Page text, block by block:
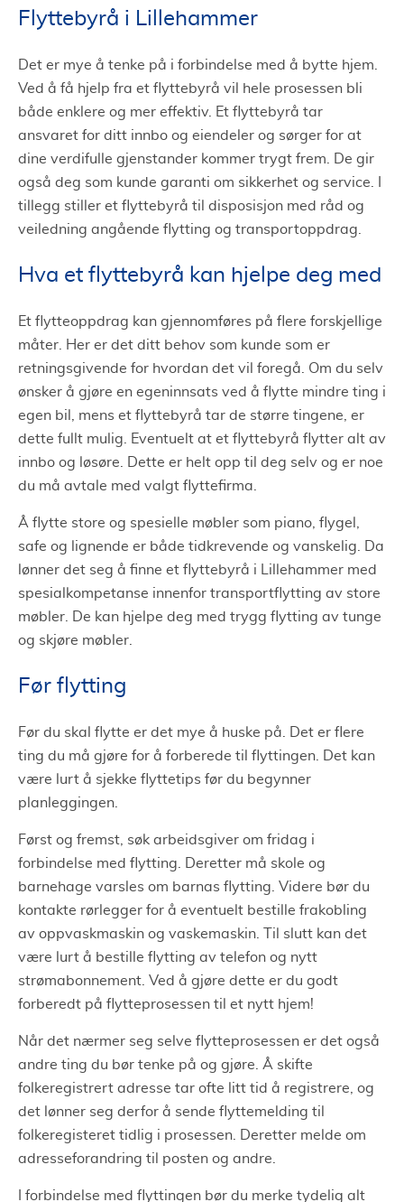
Flyttebyrå i Lillehammer
Det er mye å tenke på i forbindelse med å bytte hjem.
Ved å få hjelp fra et flyttebyrå vil hele prosessen bli
både enklere og mer effektiv. Et flyttebyrå tar
ansvaret for ditt innbo og eiendeler og sørger for at
dine verdifulle gjenstander kommer trygt frem. De gir
også deg som kunde garanti om sikkerhet og service. I
tillegg stiller et flyttebyrå til disposisjon med råd og
veiledning angående flytting og transportoppdrag.
Hva et flyttebyrå kan hjelpe deg med
Et flytteoppdrag kan gjennomføres på flere forskjellige
måter. Her er det ditt behov som kunde som er
retningsgivende for hvordan det vil foregå. Om du selv
ønsker å gjøre en egeninnsats ved å flytte mindre ting i
egen bil, mens et flyttebyrå tar de større tingene, er
dette fullt mulig. Eventuelt at et flyttebyrå flytter alt av
innbo og løsøre. Dette er helt opp til deg selv og er noe
du må avtale med valgt flyttefirma.
Å flytte store og spesielle møbler som piano, flygel,
safe og lignende er både tidkrevende og vanskelig. Da
lønner det seg å finne et flyttebyrå i Lillehammer med
spesialkompetanse innenfor transportflytting av store
møbler. De kan hjelpe deg med trygg flytting av tunge
og skjøre møbler.
Før flytting
Før du skal flytte er det mye å huske på. Det er flere
ting du må gjøre for å forberede til flyttingen. Det kan
være lurt å sjekke flyttetips før du begynner
planleggingen.
Først og fremst, søk arbeidsgiver om fridag i
forbindelse med flytting. Deretter må skole og
barnehage varsles om barnas flytting. Videre bør du
kontakte rørlegger for å eventuelt bestille frakobling
av oppvaskmaskin og vaskemaskin. Til slutt kan det
være lurt å bestille flytting av telefon og nytt
strømabonnement. Ved å gjøre dette er du godt
forberedt på flytteprosessen til et nytt hjem!
Når det nærmer seg selve flytteprosessen er det også
andre ting du bør tenke på og gjøre. Å skifte
folkeregistrert adresse tar ofte litt tid å registrere, og
det lønner seg derfor å sende flyttemelding til
folkeregisteret tidlig i prosessen. Deretter melde om
adresseforandring til posten og andre.
I forbindelse med flyttingen bør du merke tydelig alt